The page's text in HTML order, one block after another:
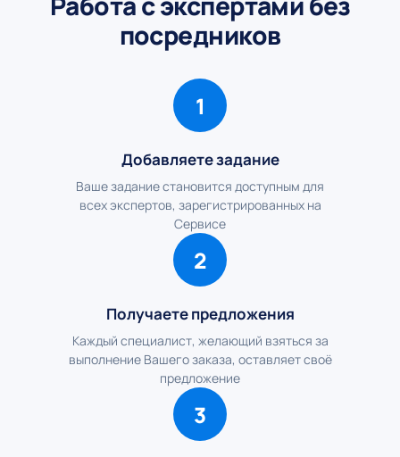
посредников
1
Добавляете задание
Ваше задание становится доступным для
всех экспертов, зарегистрированных на
Сервисе
2
Получаете предложения
Каждый специалист, желающий взяться за
выполнение Вашего заказа, оставляет своё
предложение
3